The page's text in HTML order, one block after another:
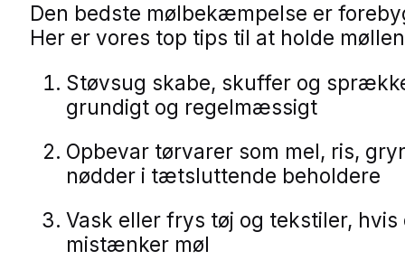
Den bedste mølbekæmpelse er
Her er vores top tips til at holde
Støvsug skabe, skuffer og
grundigt og regelmæssigt
Opbevar tørvarer som mel, ris,
nødder i tætsluttende beholdere
Vask eller frys tøj og tekstiler, hvis
mistænker møl